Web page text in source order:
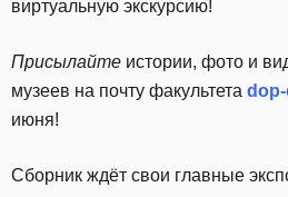
виртуальную экскурсию!
Присылайте истории, фото и
музеев на почту факультета
июня!
Сборник ждёт свои главные